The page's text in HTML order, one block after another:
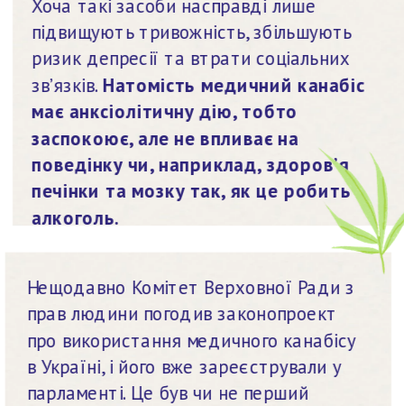
Хоча такі засоби насправді лише
підвищують тривожність, збільшують
ризик депресії та втрати соціальних
зв’язків. Натомість медичний канабіс
має анксіолітичну дію, тобто
заспокоює, але не впливає на
поведінку чи, наприклад, здоров’я
печінки та мозку так, як це робить
алкоголь.
Нещодавно Комітет Верховної Ради з
прав людини погодив законопроект
про використання медичного канабісу
в Україні, і його вже зареєстрували у
парламенті. Це був чи не перший